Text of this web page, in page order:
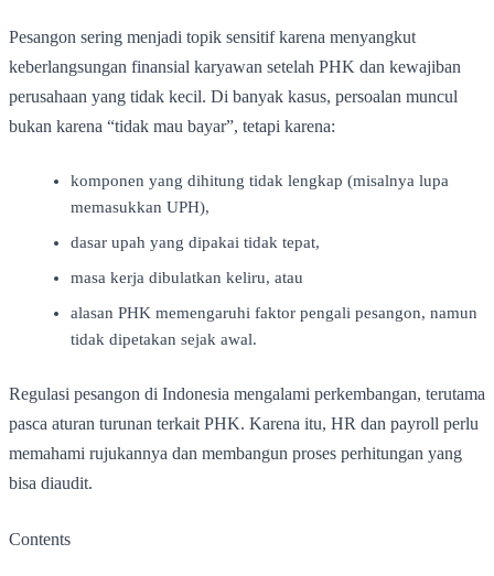
Pesangon sering menjadi topik sensitif karena menyangkut
keberlangsungan finansial karyawan setelah PHK dan kewajiban
perusahaan yang tidak kecil. Di banyak kasus, persoalan muncul
bukan karena “tidak mau bayar”, tetapi karena:
komponen yang dihitung tidak lengkap (misalnya lupa
memasukkan UPH),
dasar upah yang dipakai tidak tepat,
masa kerja dibulatkan keliru, atau
alasan PHK memengaruhi faktor pengali pesangon, namun
tidak dipetakan sejak awal.
Regulasi pesangon di Indonesia mengalami perkembangan, terutama
pasca aturan turunan terkait PHK. Karena itu, HR dan payroll perlu
memahami rujukannya dan membangun proses perhitungan yang
bisa diaudit.
Contents